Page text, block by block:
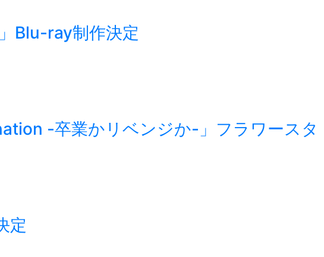
Blu-ray制作決定
-卒業かリベンジか-」フラワースタ
定